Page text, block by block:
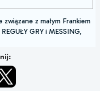
z małym Frankiem
GRY i MESSING,